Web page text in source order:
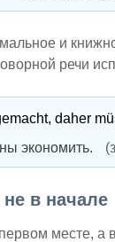
и
речи
daher
экономить.
в начале
месте,